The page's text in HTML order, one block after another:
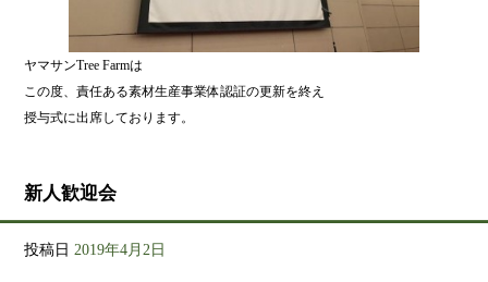
ヤマサンTree Farmは
この度、責任ある素材生産事業体認証の更新を終え
授与式に出席しております。
新人歓迎会
投稿日 2019年4月2日